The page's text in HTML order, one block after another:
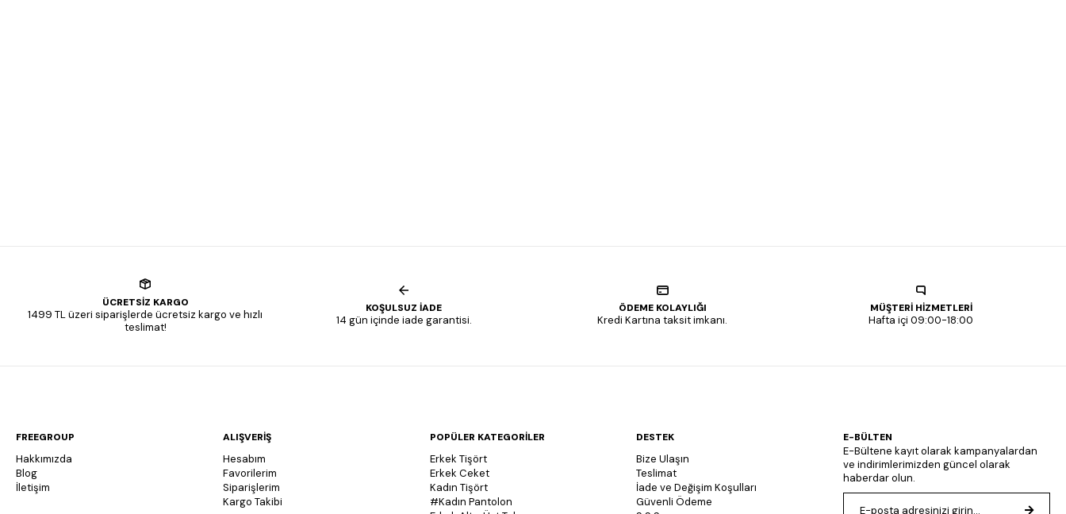
ÜCRETSİZ KARGO
1499 TL üzeri siparişlerde ücretsiz kargo ve hızlı
teslimat!
KOŞULSUZ İADE
14 gün içinde iade garantisi.
ÖDEME KOLAYLIĞI
Kredi Kartına taksit imkanı.
MÜŞTERİ HİZMETLERİ
Hafta içi 09:00-18:00
FREEGROUP
Hakkımızda
Blog
İletişim
ALIŞVERİŞ
Hesabım
Favorilerim
Siparişlerim
Kargo Takibi
POPÜLER KATEGORİLER
Erkek Tişört
Erkek Ceket
Kadın Tişört
#Kadın Pantolon
DESTEK
Bize Ulaşın
Teslimat
İade ve Değişim Koşulları
Güvenli Ödeme
E-BÜLTEN
E-Bültene kayıt olarak kampanyalardan
ve indirimlerimizden güncel olarak
haberdar olun.